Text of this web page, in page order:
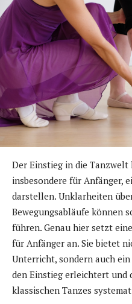
Der Einstieg in die
insbesondere für Anfänger,
darstellen. Unklarheiten
Bewegungsabläufe können
führen. Genau hier setzt
für Anfänger an. Sie bietet
Unterricht, sondern auch
den Einstieg erleichtert und
klassischen Tanzes